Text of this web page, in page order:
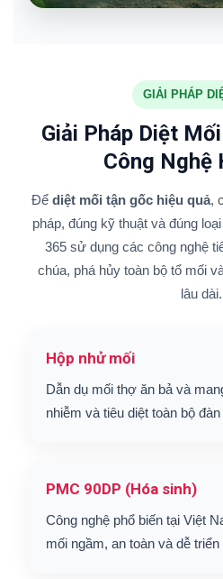
GIẢI PHÁP
Giải Pháp Diệt
Công Nghệ
Để diệt mối tận gốc hiệu quả,
pháp, đúng kỹ thuật và đúng
365 sử dụng các công nghệ
chúa, phá hủy toàn bộ tổ mối
lâu dài.
Hộp nhử mối
Dẫn dụ mối thợ ăn bả và
nhiễm và tiêu diệt toàn bộ
PMC 90DP (Hóa sinh)
Công nghệ phổ biến tại Việt
mối ngầm, an toàn và dễ triển